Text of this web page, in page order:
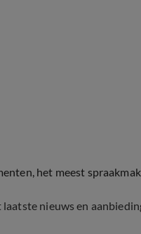
het meest
nieuws en